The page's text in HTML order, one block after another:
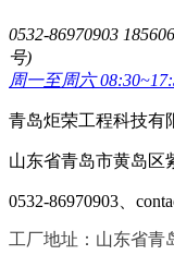
0532-86970903
号)
周一至周六
青岛炬荣工程科技有
山东省青岛市黄岛区
0532-86970903、
工厂地址：山东省青